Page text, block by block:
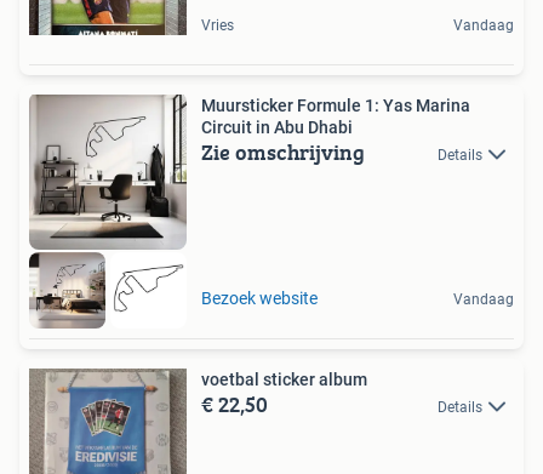
Vries Vandaag
Muursticker Formule 1: Yas Marina
Circuit in Abu Dhabi
Zie omschrijving Details
Bezoek website Vandaag
voetbal sticker album
€ 22,50 Details